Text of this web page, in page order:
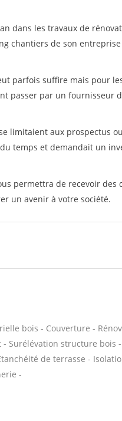
dans les travaux de
chantiers de son
parfois suffire mais pour
passer par un fournisseur
limitaient aux prospectus
temps et demandait un
permettra de recevoir des
un avenir à votre société.
bois - Couverture -
Surélévation structure bois
de terrasse -
-